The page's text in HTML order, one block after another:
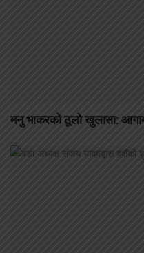
मनु भाकरको ठूलो खुलासा: